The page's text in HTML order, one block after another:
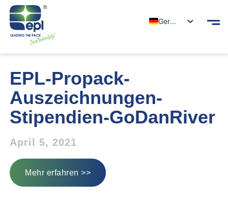
German
EPL-Propack-
Auszeichnungen-
Stipendien-GoDanRiver
April 5, 2021
Mehr erfahren >>